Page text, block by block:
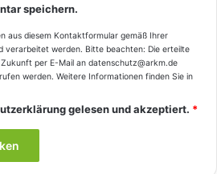
speichern.
aus diesem Kontaktformular gemäß Ihrer
verarbeitet werden. Bitte beachten: Die erteilte
per E-Mail an datenschutz@arkm.de
werden. Weitere Informationen finden Sie in
gelesen und akzeptiert. *